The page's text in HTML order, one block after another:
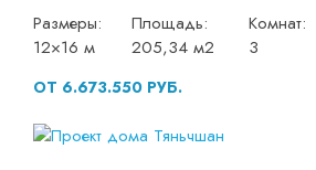
Размеры:
12×16 м
Площадь:
205,34 м2
Комнат:
3
ОТ 6.673.550 РУБ.